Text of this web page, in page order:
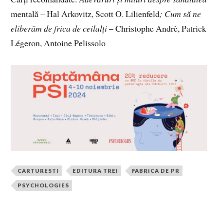
mentală – Hal Arkovitz, Scott O. Lilienfeld; Cum să ne
eliberăm de frica de ceilalți– Christophe Andrè, Patrick
Légeron, Antoine Pelissolo
CARTURESTI EDITURA TREI FABRICA DE PR
PSYCHOLOGIES